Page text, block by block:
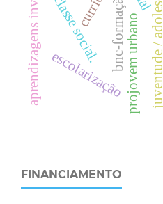
projovem urbanojuventude / adolescência.
c
l
a
s
s
e
s
o
c
i
a
l
.
escolarização
aprendizagens inventivas bnc-formação
FINANCIAMENTO